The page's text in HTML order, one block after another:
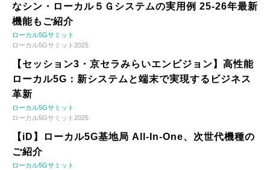
なシン・ローカル５Ｇシステムの実用例 25-26年最新
機能もご紹介
ローカル5Gサミット
ローカル5Gサミット2025
【セッション3・京セラみらいエンビジョン】高性能
ローカル5G：新システムと端末で実現するビジネス
革新
ローカル5Gサミット
ローカル5Gサミット2025
【iD】ローカル5G基地局 All-In-One、次世代機種の
ご紹介
ローカル5Gサミット